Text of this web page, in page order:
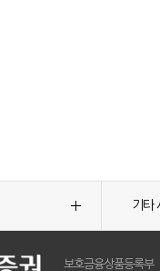
기타
보호금융상품등록부